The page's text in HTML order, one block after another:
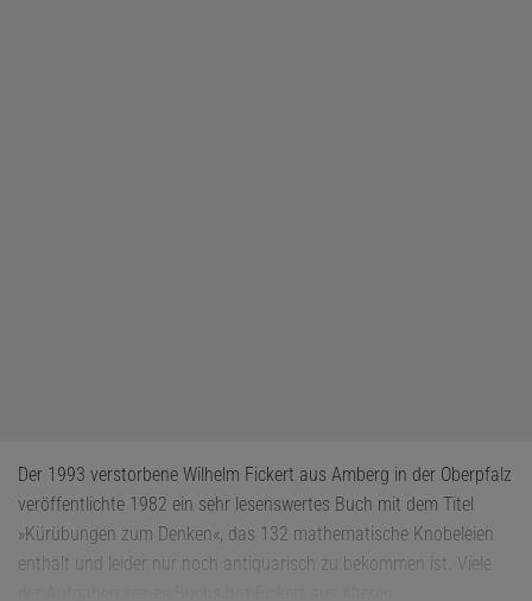
Der 1993 verstorbene Wilhelm Fickert aus Amberg in der Oberpfalz
veröffentlichte 1982 ein sehr lesenswertes Buch mit dem Titel
»Kürübungen zum Denken«, das 132 mathematische Knobeleien
enthält und leider nur noch antiquarisch zu bekommen ist. Viele